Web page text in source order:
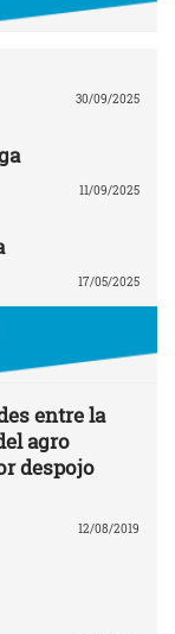
30/09/2025
11/09/2025
17/05/2025
entre la
agro
despojo
12/08/2019